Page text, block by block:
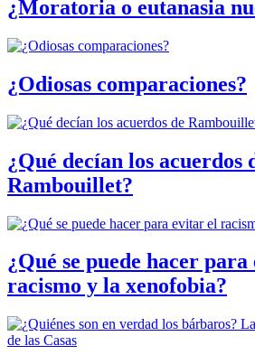
¿Moratoria o eutanasia
¿Odiosas comparaciones?
¿Qué decían los acuerdos
Rambouillet?
¿Qué se puede hacer
racismo y la xenofobia?